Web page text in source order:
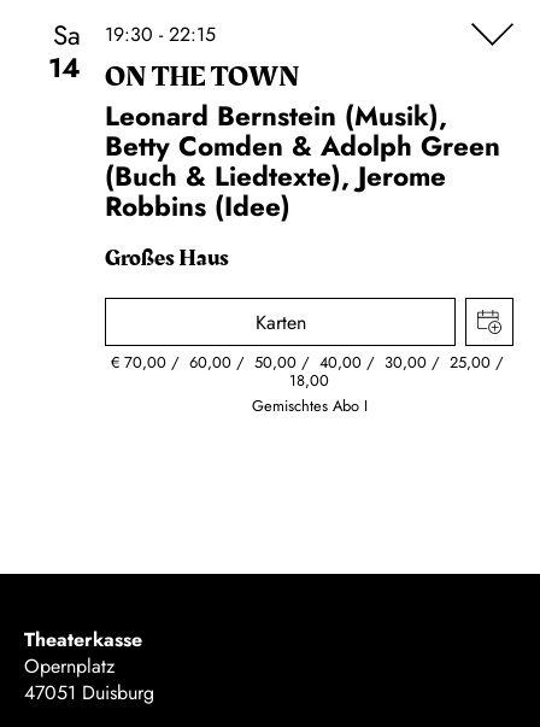
Sa
14
19:30 - 22:15
ON THE TOWN
Leonard Bernstein (Musik),
Betty Comden & Adolph Green
(Buch & Liedtexte), Jerome
Robbins (Idee)
Großes Haus
Karten
€ 70,00 60,00 50,00 40,00 30,00 25,00
18,00
Gemischtes Abo I
Theaterkasse
Opernplatz
47051 Duisburg